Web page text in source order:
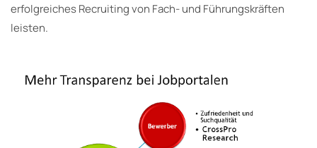
erfolgreiches Recruiting von Fach- und Führungskräften
leisten.